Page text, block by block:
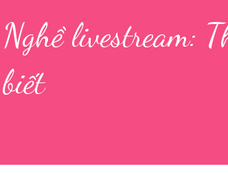
Nghề livestream:
biết